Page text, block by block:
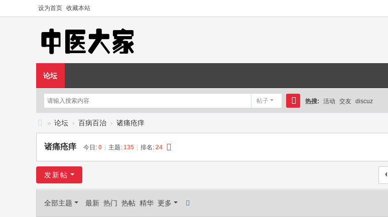
设为首页 收藏本站
论坛
帖子
搜
热搜: 活动 交友 discuz
大
家
» 论坛 › 百病百治 › 诸痛疮痒
诸痛疮痒 今日: 0 主题: 135 排名: 24
发新帖
全部主题 最新 热门 热帖 精华 更多